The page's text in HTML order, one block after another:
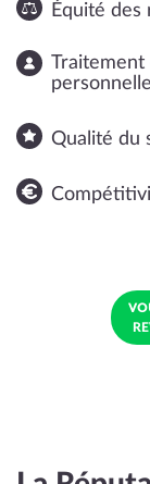
Équité des
Traitement
Qualité du